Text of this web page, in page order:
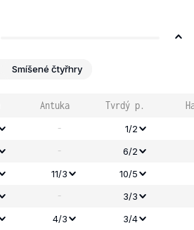
Smíšené čtyřhry
Antuka Tvrdý p.
-
1/2
-
6/2
11/3
10/5
-
3/3
4/3
3/4